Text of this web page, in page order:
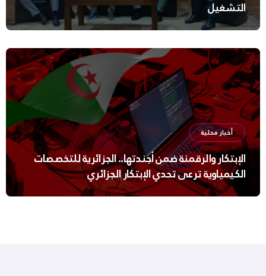
التشغيل
أخبار محلية
الإبتكار والرقمنة ضمن أجندتها.. الجزائرية للتخصصات
الكيمياوية ترعى تحدي الإبتكار الجزائري